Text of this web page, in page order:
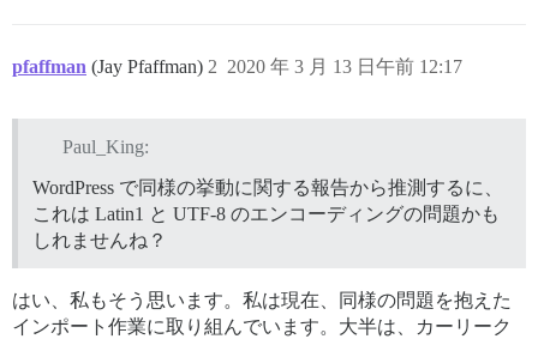
pfaffman (Jay Pfaffman) 2020 年 3 月 13 日午前 12:17
2
Paul_King:
WordPress で同様の挙動に関する報告から推測するに、
これは Latin1 と UTF-8 のエンコーディングの問題かも
しれませんね？
はい、私もそう思います。私は現在、同様の問題を抱えた
インポート作業に取り組んでいます。大半は、カーリーク